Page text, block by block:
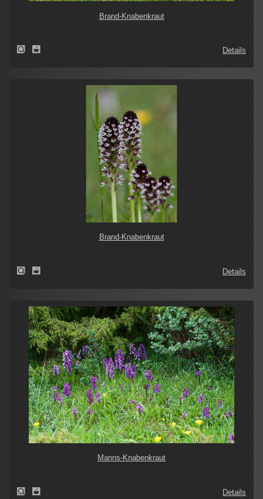
Brand-Knabenkraut
Details
Brand-Knabenkraut
Details
Manns-Knabenkraut
Details